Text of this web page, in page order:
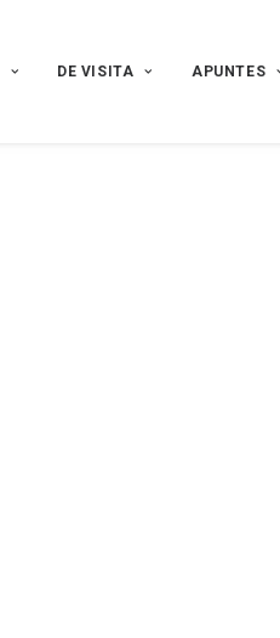
DE VISITA APUNTES